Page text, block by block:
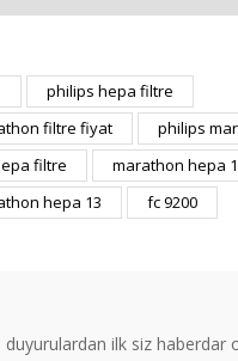
philips hepa filtre
filtre fiyat
philips
filtre
marathon hepa
hepa 13
fc 9200
duyurulardan ilk siz haberdar